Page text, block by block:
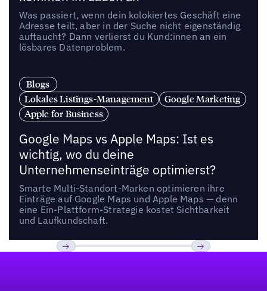
Was passiert, wenn dein kolokiertes Geschäft eine
Adresse teilt, aber in der Suche nicht eigenständig
auftaucht? Dann verlierst du Kund:innen an ein
lösbares Datenproblem.
Blogs
Lokales Listings-Management
Google Marketing
Apple for Business
Google Maps vs Apple Maps: Ist es
wichtig, wo du deine
Unternehmenseinträge optimierst?
Smarte Multi-Standort-Marken optimieren ihre
Einträge auf Google Maps und Apple Maps — denn
eine Ein-Plattform-Strategie kostet Sichtbarkeit
und Laufkundschaft.